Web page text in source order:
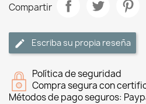
Compartir
Escriba su propia reseña
Política de seguridad
Compra segura con
Métodos de pago seguros: